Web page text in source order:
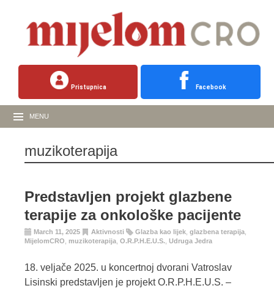
Pristupnica Facebook
MENU
muzikoterapija
Predstavljen projekt glazbene
terapije za onkološke pacijente
March 11, 2025 Aktivnosti Glazba kao lijek glazbena terapija
MijelomCRO
muzikoterapija O.R.P.H.E.U.S. Udruga Jedra
18. veljače 2025. u koncertnoj dvorani Vatroslav
Lisinski predstavljen je projekt O.R.P.H.E.U.S. –